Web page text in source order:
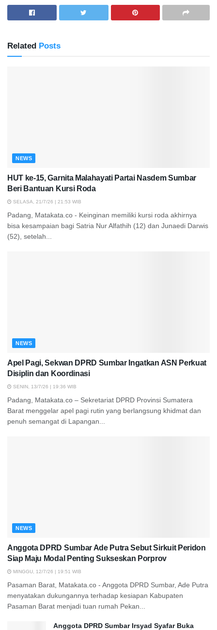
Related Posts
NEWS
HUT ke-15, Garnita Malahayati Partai Nasdem Sumbar
Beri Bantuan Kursi Roda
SELASA, 21/7/26 | 21:53 WIB
Padang, Matakata.co - Keinginan memiliki kursi roda akhirnya
bisa kesampaian bagi Satria Nur Alfathih (12) dan Junaedi Darwis
(52), setelah...
NEWS
Apel Pagi, Sekwan DPRD Sumbar Ingatkan ASN Perkuat
Disiplin dan Koordinasi
SENIN, 13/7/26 | 19:36 WIB
Padang, Matakata.co – Sekretariat DPRD Provinsi Sumatera
Barat menggelar apel pagi rutin yang berlangsung khidmat dan
penuh semangat di Lapangan...
NEWS
Anggota DPRD Sumbar Ade Putra Sebut Sirkuit Peridon
Siap Maju Modal Penting Sukseskan Porprov
MINGGU, 12/7/26 | 19:51 WIB
Pasaman Barat, Matakata.co - Anggota DPRD Sumbar, Ade Putra
menyatakan dukungannya terhadap kesiapan Kabupaten
Pasaman Barat menjadi tuan rumah Pekan...
Anggota DPRD Sumbar Irsyad Syafar Buka